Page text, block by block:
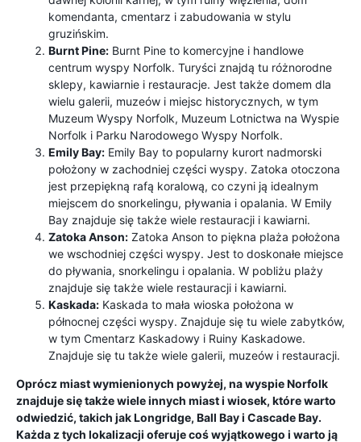
komendanta, cmentarz i zabudowania w stylu
gruzińskim.
Burnt Pine: Burnt Pine to komercyjne i handlowe
centrum wyspy Norfolk. Turyści znajdą tu różnorodne
sklepy, kawiarnie i restauracje. Jest także domem dla
wielu galerii, muzeów i miejsc historycznych, w tym
Muzeum Wyspy Norfolk, Muzeum Lotnictwa na Wyspie
Norfolk i Parku Narodowego Wyspy Norfolk.
Emily Bay: Emily Bay to popularny kurort nadmorski
położony w zachodniej części wyspy. Zatoka otoczona
jest przepiękną rafą koralową, co czyni ją idealnym
miejscem do snorkelingu, pływania i opalania. W Emily
Bay znajduje się także wiele restauracji i kawiarni.
Zatoka Anson: Zatoka Anson to piękna plaża położona
we wschodniej części wyspy. Jest to doskonałe miejsce
do pływania, snorkelingu i opalania. W pobliżu plaży
znajduje się także wiele restauracji i kawiarni.
Kaskada: Kaskada to mała wioska położona w
północnej części wyspy. Znajduje się tu wiele zabytków,
w tym Cmentarz Kaskadowy i Ruiny Kaskadowe.
Znajduje się tu także wiele galerii, muzeów i restauracji.
Oprócz miast wymienionych powyżej, na wyspie Norfolk
znajduje się także wiele innych miast i wiosek, które warto
odwiedzić, takich jak Longridge, Ball Bay i Cascade Bay.
Każda z tych lokalizacji oferuje coś wyjątkowego i warto ją